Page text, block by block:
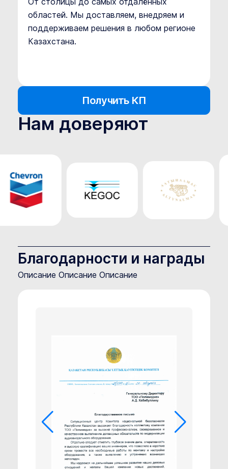
областей. Мы доставляем, внедряем и
поддерживаем решения в любом регионе
Казахстана.
Получить КП
Нам доверяют
Благодарности и награды
Описание Описание Описание